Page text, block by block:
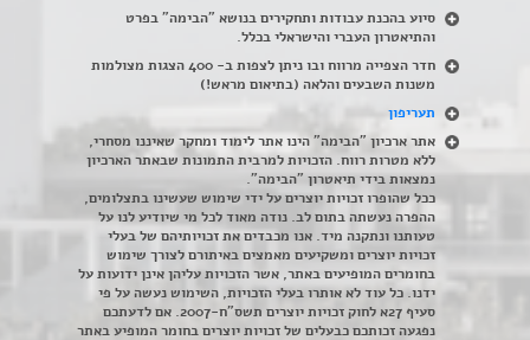
סיוע בהכנת עבודות ותחקירים בנושא "הבימה" בפרט
והתיאטרון העברי והישראלי בכלל.
חדר הצפייה מרווח ובו ניתן לצפות ב- 400 הצגות מצולמות
משנות השבעים והלאה (בתיאום מראש!)
תעריפון
אתר ארכיון "הבימה" הינו אתר לימוד ומחקר שאיננו מסחרי,
ללא מטרות רווח. הזכויות למרבית התמונות שבאתר הארכיון
נמצאות בידי תיאטרון "הבימה".
ככל שהופרו זכויות יוצרים על ידי שימוש שעשינו בתצלומים,
ההפרה נעשתה בתום לב. נודה מאוד לכל מי שיודיע לנו על
טעותנו ונתקנה מיד. אנו מכבדים את זכויותיהם של בעלי
זכויות יוצרים ומשקיעים מאמצים באיתורם לצורך שימוש
בחומרים המופיעים באתר, אשר הזכויות עליהן אינן ידועות על
ידנו. כל עוד לא אותרו בעלי הזכויות, השימוש נעשה על פי
סעיף 27א לחוק זכויות יוצרים תשס"ח-2007. אם לדעתכם
נפגעה זכותכם כבעלים של זכויות יוצרים בחומר המופיע באתר